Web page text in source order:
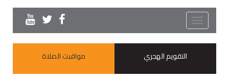
Toggle
navigation
التقويم الهجري
مواقيت الصلاة